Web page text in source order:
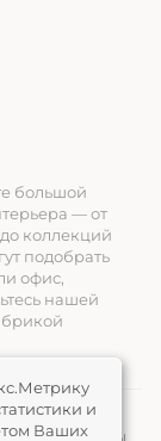
большой
— от
коллекций
подобрать
офис,
нашей
защищены
и
Ваших